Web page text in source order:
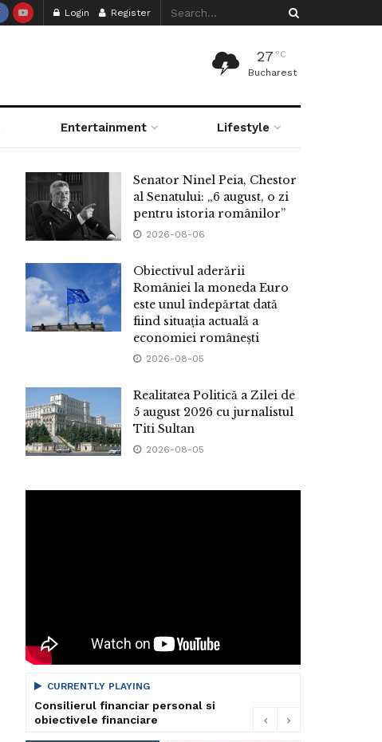
Login Register
27 °C
Bucharest
Entertainment Lifestyle
Senator Ninel Peia, Chestor
al Senatului: „6 august, o zi
pentru istoria românilor”
2026-08-06
Obiectivul aderării
României la moneda Euro
este unul îndepărtat dată
fiind situația actuală a
economiei românești
2026-08-05
Realitatea Politică a Zilei de
5 august 2026 cu jurnalistul
Titi Sultan
2026-08-05
CURRENTLY PLAYING
Consilierul financiar personal si
obiectivele financiare